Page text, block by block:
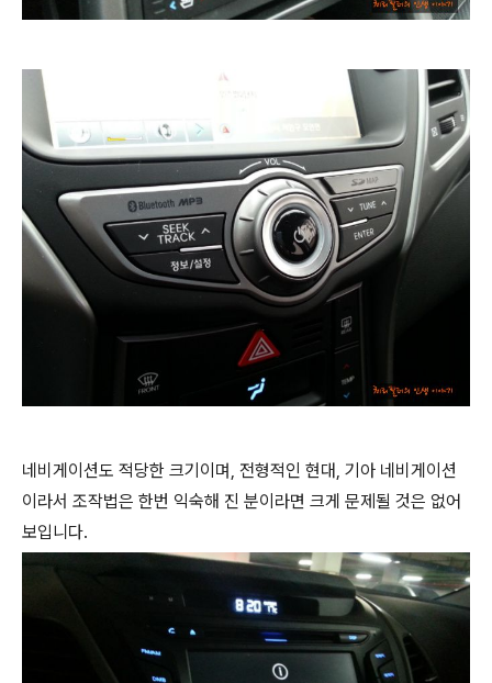
네비게이션도 적당한 크기이며, 전형적인 현대, 기아 네비게이션
이라서 조작법은 한번 익숙해 진 분이라면 크게 문제될 것은 없어
보입니다.